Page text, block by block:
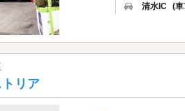
清水IC (
リア